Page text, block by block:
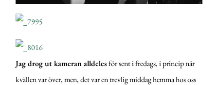
Jag drog ut kameran alldelesför sent i fredags, i princip när
kvällen var över, men, det var en trevlig middag hemma hos oss